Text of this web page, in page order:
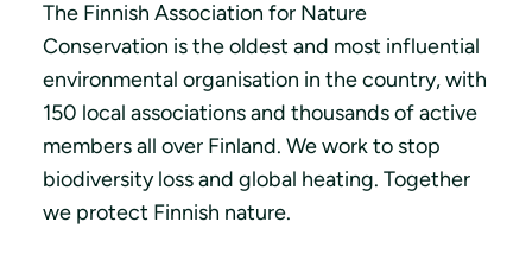
The Finnish Association for Nature
Conservation is the oldest and most influential
environmental organisation in the country, with
150 local associations and thousands of active
members all over Finland. We work to stop
biodiversity loss and global heating. Together
we protect Finnish nature.